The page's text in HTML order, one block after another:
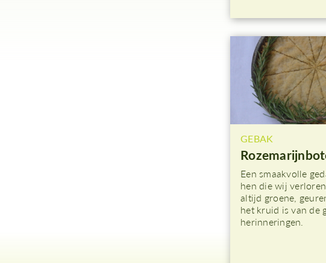
GEBAK
Een smaakvolle
hen die wij
altijd groene,
het kruid is van de
herinneringen.